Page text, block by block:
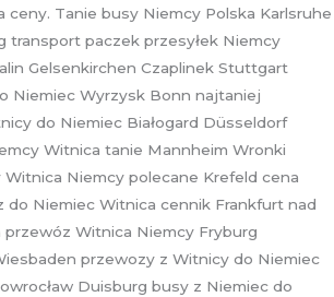
ceny. Tanie busy Niemcy Polska Karlsruhe
transport paczek przesyłek Niemcy
Gelsenkirchen Czaplinek Stuttgart
Niemiec Wyrzysk Bonn najtaniej
do Niemiec Białogard Düsseldorf
Witnica tanie Mannheim Wronki
Niemcy polecane Krefeld cena
do Niemiec Witnica cennik Frankfurt nad
Witnica Niemcy Fryburg
przewozy z Witnicy do Niemiec
Duisburg busy z Niemiec do